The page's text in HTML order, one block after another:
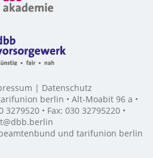
Datenschutz
berlin • Alt-Moabit 96 a •
3279520 • Fax: 030 32795220 •
und tarifunion berlin